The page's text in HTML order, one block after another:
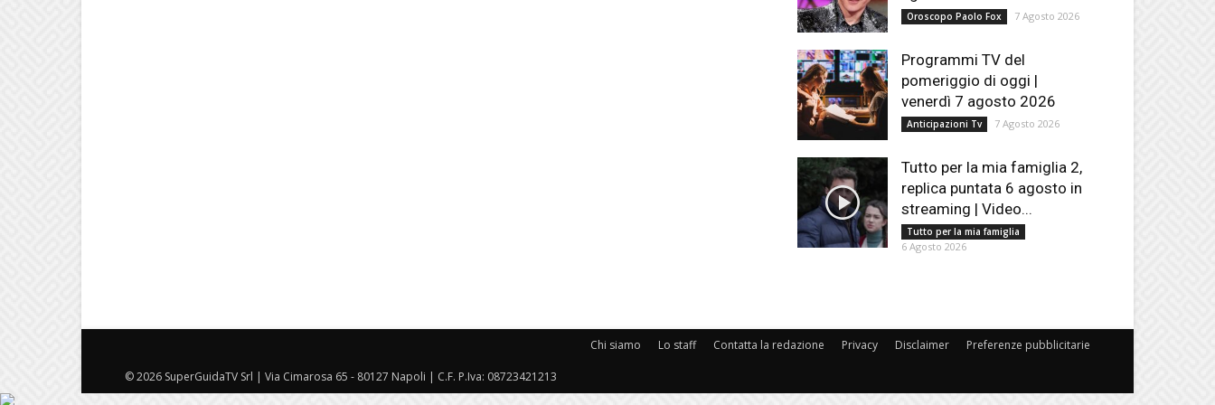
Oroscopo Paolo Fox 7 Agosto 2026
Programmi TV del
pomeriggio di oggi |
venerdì 7 agosto 2026
Anticipazioni Tv 7 Agosto 2026
Tutto per la mia famiglia 2,
replica puntata 6 agosto in
streaming | Video...
Tutto per la mia famiglia
6 Agosto 2026
Chi siamo Lo staff Contatta la redazione Privacy Disclaimer Preferenze pubblicitarie
© 2026 SuperGuidaTV Srl | Via Cimarosa 65 - 80127 Napoli | C.F. P.Iva: 08723421213